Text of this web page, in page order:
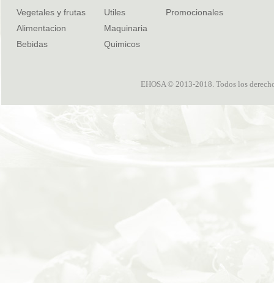
Vegetales y frutas
Alimentacion
Bebidas
Utiles
Maquinaria
Quimicos
Promocionales
EHOSA © 2013-2018. Todos los